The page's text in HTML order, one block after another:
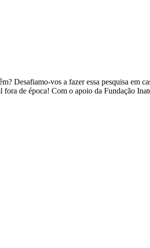
Desafiamo-vos a fazer essa pesquisa
fora de época! Com o apoio da Fundação